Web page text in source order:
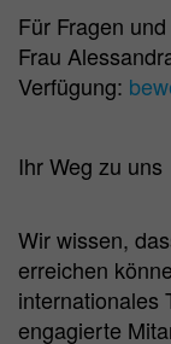
Für Fragen
Frau
Verfügung:
Ihr Weg zu uns
Wir wissen,
erreichen
internationales
engagierte